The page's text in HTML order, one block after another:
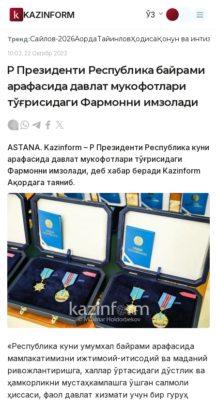
KAZINFORM ЎЗ
Тренд:Сайлов-2026АқордаТайинловҲодисаҚонун ва
10:02, 22 Октябр 2022
ҚР Президенти Республика байрами
арафасида давлат мукофотлари
тўғрисидаги Фармонни имзолади
ASTANA. Kazinform – ҚР Президенти Республика куни
арафасида давлат мукофотлари тўғрисидаги
Фармонни имзолади, деб хабар беради Kazinform
Ақордага таяниб.
«Республика куни умумхалқ байрами арафасида
мамлакатимизни ижтимоий-иқтисодий ва маданий
ривожлантиришга, халқлар ўртасидаги дўстлик ва
ҳамкорликни мустаҳкамлашга қўшган салмоқли
ҳиссаси, фаол давлат хизмати учун бир гуруҳ